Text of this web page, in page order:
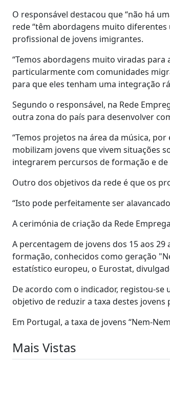
O responsável destacou que “não há
rede “têm abordagens muito
profissional de jovens imigrantes.
“Temos abordagens muito viradas
particularmente com comunidades
para que eles tenham uma integração
Segundo o responsável, na Rede
outra zona do país para desenvolver
“Temos projetos na área da música,
mobilizam jovens que vivem situações
integrarem percursos de formação e
Outro dos objetivos da rede é que os
“Isto pode perfeitamente ser
A cerimónia de criação da Rede
A percentagem de jovens dos 15 aos
formação, conhecidos como geração
estatístico europeu, o Eurostat,
De acordo com o indicador, registou-se
objetivo de reduzir a taxa destes jovens
Em Portugal, a taxa de jovens “Nem-
Mais Vistas